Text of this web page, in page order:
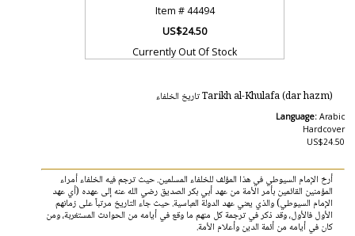
Item #44494
US$24.50
Currently Out Of Stock
Tarikh al-Khulafa (dar hazm) تاريخ الخلفاء
Language: Arabic
Hardcover
US$24.50
أرخ الإمام السيوطي في هذا المؤلف للخلفاء المسلمين. حيث ترجم فيه الخلفاء أمراء
المؤمنين القائمين بأمر الأمة من عهد أبي بكر الصديق رضي الله عنه إلى عهده (أي عهد
الإمام السيوطي) والذي يعني عهد الدولة العباسية. حيث جاء التاريخ مرتباً على زمانهم
الأول فالأول، وقد ذكر في ترجمة كل منهم ما وقع في أيامه من الحوادث المستغربة، ومن
كان في أيامه من أئمة الدين وأعلام الأمة.